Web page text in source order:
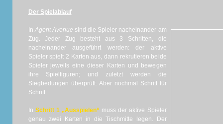
Der Spielablauf
In Agent Avenue sind die Spieler nacheinander am
Zug. Jeder Zug besteht aus 3 Schritten, die
nacheinander ausgeführt werden: der aktive
Spieler spielt 2 Karten aus, dann rekrutieren beide
Spieler jeweils eine dieser Karten und bewegen
ihre Spielfiguren; und zuletzt werden die
Siegbedungen überprüft. Aber nochmal Schritt für
Schritt.
In Schritt 1 „Ausspielen“ muss der aktive Spieler
genau zwei Karten in die Tischmitte legen. Der